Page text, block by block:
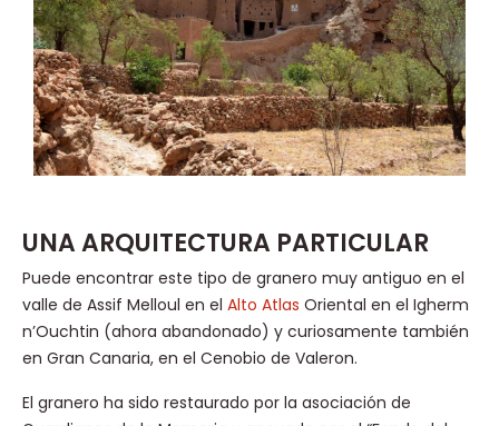
UNA ARQUITECTURA PARTICULAR
Puede encontrar este tipo de granero muy antiguo en el
valle de Assif Melloul en el Alto Atlas Oriental en el Igherm
n’Ouchtin (ahora abandonado) y curiosamente también
en Gran Canaria, en el Cenobio de Valeron.
El granero ha sido restaurado por la asociación de